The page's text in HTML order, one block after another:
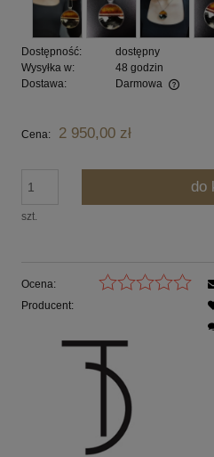
Dostępność:
dostępny
Wysyłka w:
48 godzin
Dostawa:
Darmowa
Cena nie zawiera ewentualnych
Cena: 2 950,00 zł
szt.
do
Ocena:
Producent: